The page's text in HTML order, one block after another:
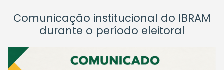
Comunicação institucional do IBRAM
durante o período eleitoral